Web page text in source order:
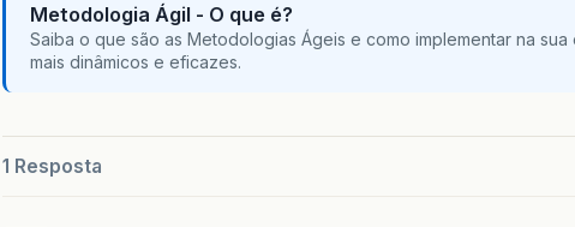
Metodologia Ágil - O que é?
Saiba o que são as Metodologias Ágeis e como implementar na
mais dinâmicos e eficazes.
1 Resposta